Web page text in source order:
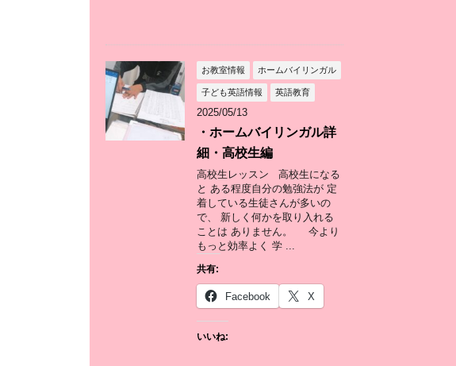
お教室情報 ホームバイリンガル
子ども英語情報 英語教育
2025/05/13
・ホームバイリンガル詳
細・高校生編
高校生レッスン 高校生になる
と ある程度自分の勉強法が 定
着している生徒さんが多いの
で、 新しく何かを取り入れる
ことは ありません。 今より
もっと効率よく 学 ...
共有:
Facebook X
いいね: